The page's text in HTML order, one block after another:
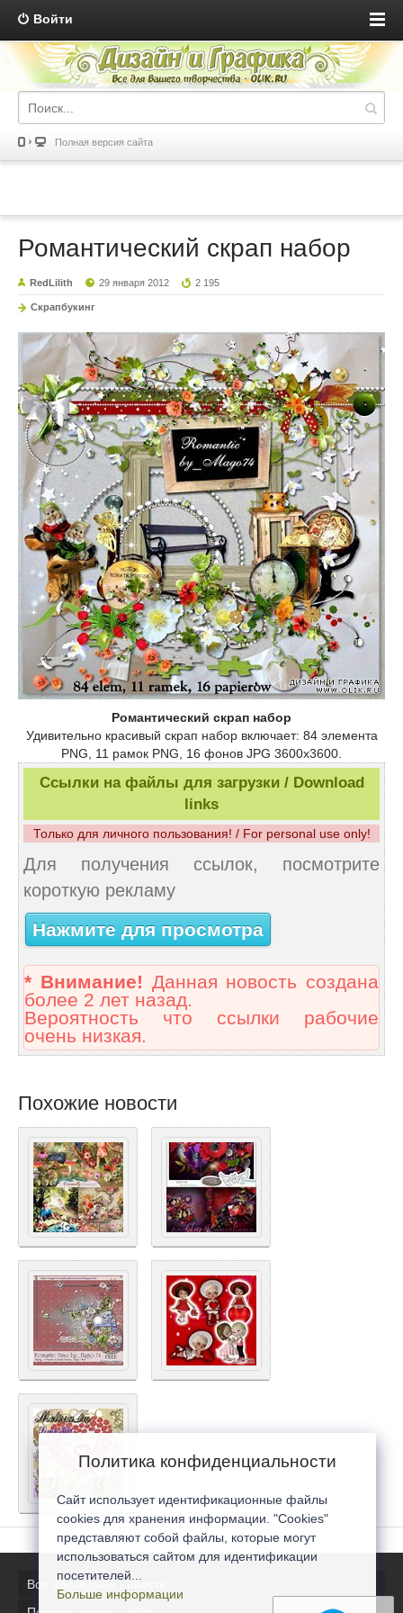
Войти
Полная версия сайта
Романтический скрап набор
RedLilith 29 января 2012 2 195
Скрапбукинг
Романтический скрап набор
Удивительно красивый скрап набор включает: 84 элемента
PNG, 11 рамок PNG, 16 фонов JPG 3600х3600.
Ссылки на файлы для загрузки / Download
links
Только для личного пользования! / For personal use only!
Для получения ссылок, посмотрите
короткую рекламу
Нажмите для просмотра
* Внимание! Данная новость создана
более 2 лет назад.
Вероятность что ссылки рабочие
очень низкая.
Похожие новости
Все последние новости
Политика конфиденциальности
Сайт использует идентификационные файлы
cookies для хранения информации. "Cookies"
представляют собой файлы, которые могут
использоваться сайтом для идентификации
посетителей...
Больше информации